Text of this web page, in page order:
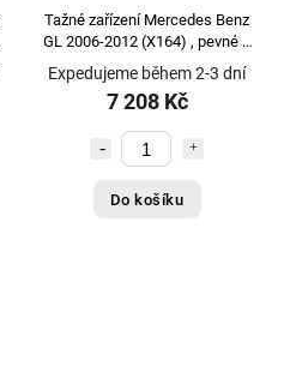
Tažné zařízení Mercedes Benz
GL 2006-2012 (X164) , pevné 2
šr., Galia
Expedujeme během 2-3 dní
7 208 Kč
Do košíku